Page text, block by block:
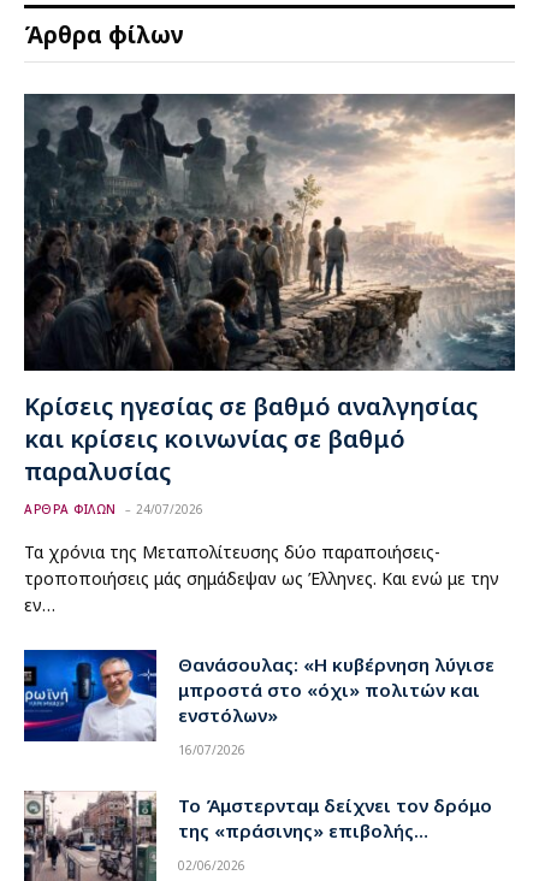
Άρθρα φίλων
Κρίσεις ηγεσίας σε βαθμό αναλγησίας
και κρίσεις κοινωνίας σε βαθμό
παραλυσίας
ΑΡΘΡΑ ΦΙΛΩΝ 24/07/2026
Τα χρόνια της Μεταπολίτευσης δύο παραποιήσεις-
τροποποιήσεις μάς σημάδεψαν ως Έλληνες. Και ενώ με την
εν…
Θανάσουλας: «Η κυβέρνηση λύγισε
μπροστά στο «όχι» πολιτών και
ενστόλων»
16/07/2026
Το Άμστερνταμ δείχνει τον δρόμο
της «πράσινης» επιβολής…
02/06/2026